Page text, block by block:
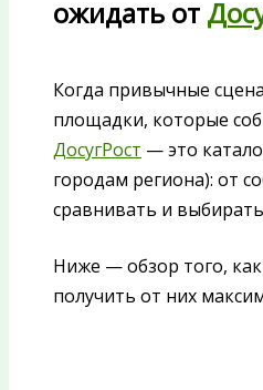
ожидать от
Когда привычные
площадки, которые
ДосугРост — это
городам региона): от
сравнивать и
Ниже — обзор того,
получить от них